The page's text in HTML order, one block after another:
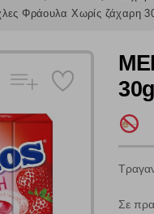
Φράουλα Χωρίς ζάχαρη
30g
Σε